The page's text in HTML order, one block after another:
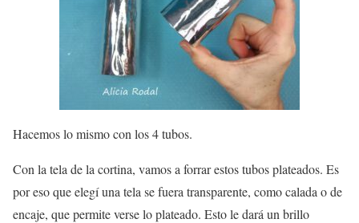
Hacemos lo mismo con los 4 tubos.
Con la tela de la cortina, vamos a forrar estos tubos plateados. Es
por eso que elegí una tela se fuera transparente, como calada o de
encaje, que permite verse lo plateado. Esto le dará un brillo